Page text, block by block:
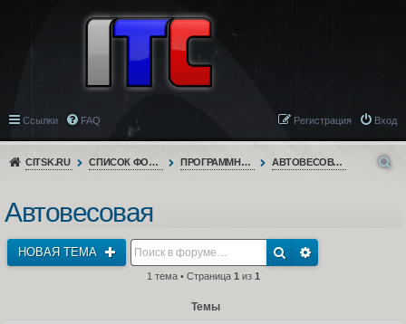
Ссылки FAQ Вход
Регистрация
CITSK.RU СПИСОК ФОРУМОВ ПРОГРАММНОЕ ОБЕСПЕЧЕНИЕ АВТОВЕСОВАЯ
Автовесовая
НОВАЯ ТЕМА
1 тема • Страница 1 из 1
Темы